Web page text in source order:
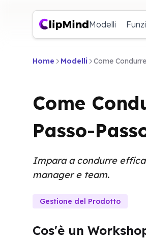
Modelli
Home Modelli Come
Come
Passo-
Impara a condurre
manager e team.
Gestione del Prodotto
Cos'è un